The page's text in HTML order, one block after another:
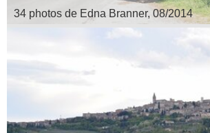
34 photos de Edna Branner, 08/2014